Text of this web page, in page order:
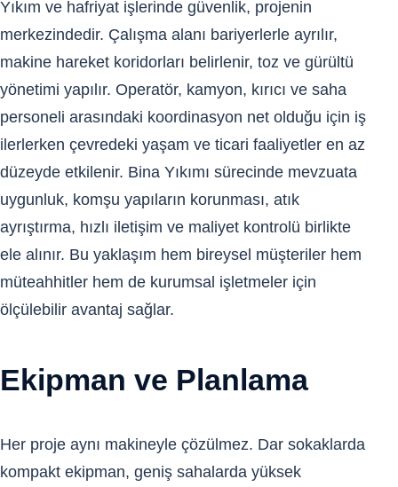
Yıkım ve hafriyat işlerinde güvenlik, projenin
merkezindedir. Çalışma alanı bariyerlerle ayrılır,
makine hareket koridorları belirlenir, toz ve gürültü
yönetimi yapılır. Operatör, kamyon, kırıcı ve saha
personeli arasındaki koordinasyon net olduğu için iş
ilerlerken çevredeki yaşam ve ticari faaliyetler en az
düzeyde etkilenir. Bina Yıkımı sürecinde mevzuata
uygunluk, komşu yapıların korunması, atık
ayrıştırma, hızlı iletişim ve maliyet kontrolü birlikte
ele alınır. Bu yaklaşım hem bireysel müşteriler hem
müteahhitler hem de kurumsal işletmeler için
ölçülebilir avantaj sağlar.
Ekipman ve Planlama
Her proje aynı makineyle çözülmez. Dar sokaklarda
kompakt ekipman, geniş sahalarda yüksek